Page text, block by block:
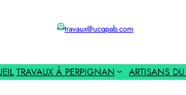
travaux@ucqpab.com
TRAVAUX À PERPIGNAN ARTISANS